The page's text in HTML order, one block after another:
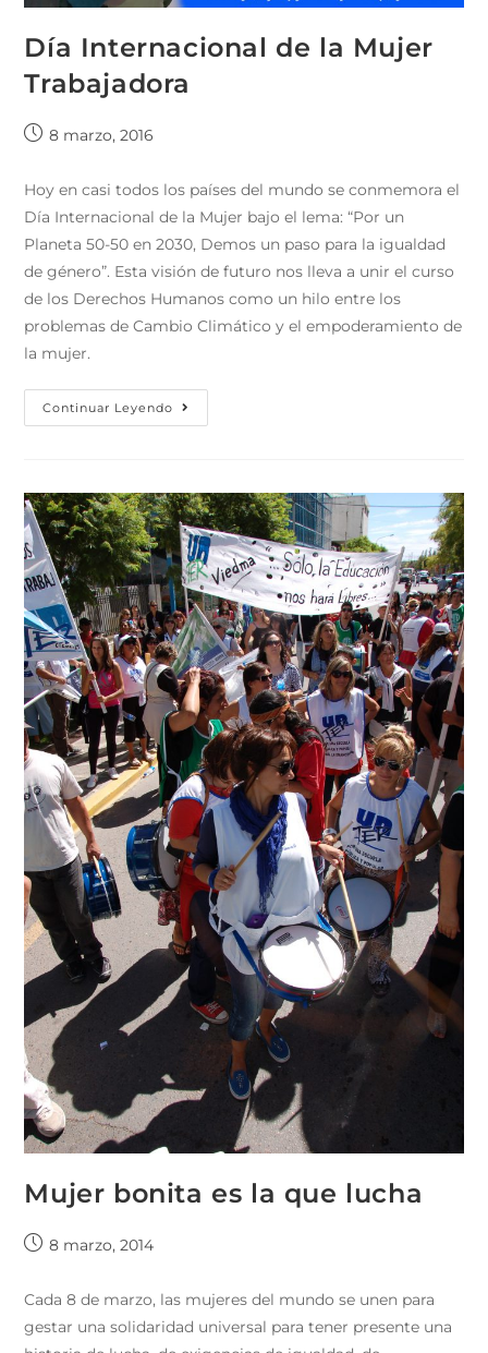
Día Internacional de la Mujer
Trabajadora
8 marzo, 2016
Hoy en casi todos los países del mundo se conmemora el
Día Internacional de la Mujer bajo el lema: “Por un
Planeta 50-50 en 2030, Demos un paso para la igualdad
de género”. Esta visión de futuro nos lleva a unir el curso
de los Derechos Humanos como un hilo entre los
problemas de Cambio Climático y el empoderamiento de
la mujer.
Continuar Leyendo
Mujer bonita es la que lucha
8 marzo, 2014
Cada 8 de marzo, las mujeres del mundo se unen para
gestar una solidaridad universal para tener presente una